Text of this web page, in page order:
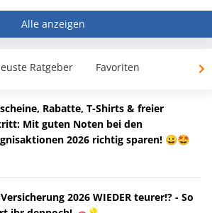
Alle anzeigen
Ratgeber Favoriten
Rabatte, T-Shirts & freier
Mit guten Noten bei den
2026 richtig sparen! 😀🤩
2026 WIEDER teurer!? - So